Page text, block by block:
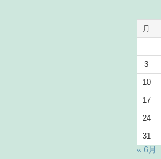
月
3
10
17
24
31
« 6月